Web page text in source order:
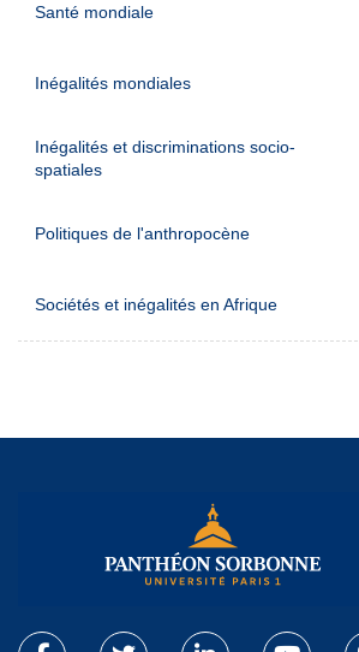
Santé mondiale
Inégalités mondiales
Inégalités et discriminations socio-
spatiales
Politiques de l'anthropocène
Sociétés et inégalités en Afrique